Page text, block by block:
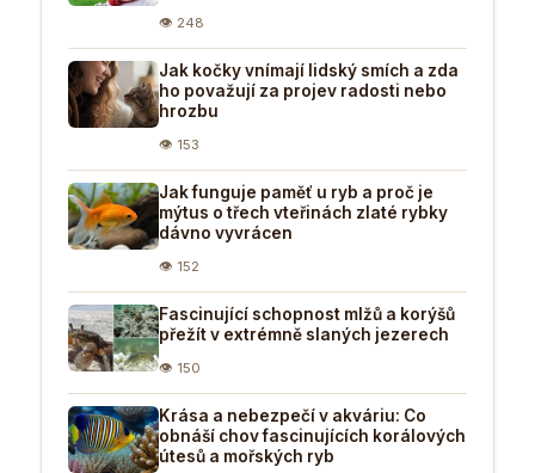
👁 248
Jak kočky vnímají lidský smích a zda
ho považují za projev radosti nebo
hrozbu
👁 153
Jak funguje paměť u ryb a proč je
mýtus o třech vteřinách zlaté rybky
dávno vyvrácen
👁 152
Fascinující schopnost mlžů a korýšů
přežít v extrémně slaných jezerech
👁 150
Krása a nebezpečí v akváriu: Co
obnáší chov fascinujících korálových
útesů a mořských ryb